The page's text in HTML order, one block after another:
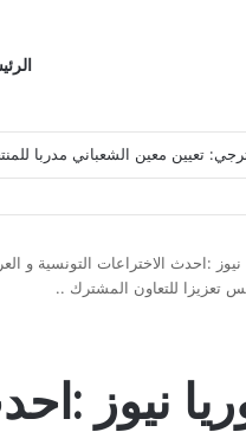
سعيّد: الخارجية تستدعي السفيرة
:احدث الاختراعات التونسية و
تعزيزا للتعاون المشترك ..
نيوز